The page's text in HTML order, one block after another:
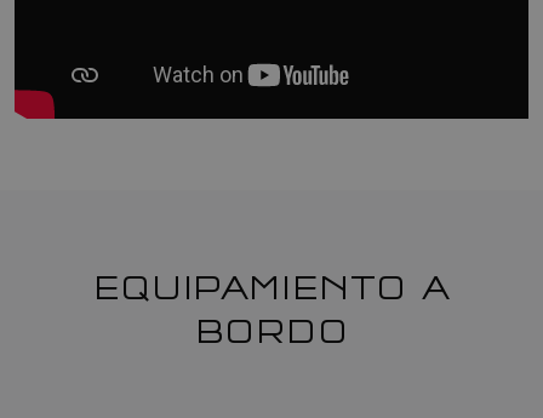
EQUIPAMIENTO A
BORDO